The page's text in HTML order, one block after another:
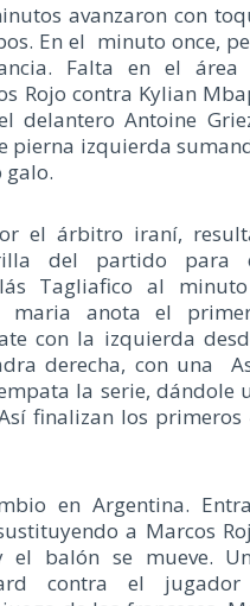
avanzaron con
En el minuto once,
Falta en el área
Rojo contra Kylian
delantero Antoine
pierna izquierda
galo.
el árbitro iraní,
del partido para
Tagliafico al
maria anota el
con la izquierda
derecha, con una
la serie, dándole
finalizan los
en Argentina.
a Marcos
el balón se mueve.
contra el